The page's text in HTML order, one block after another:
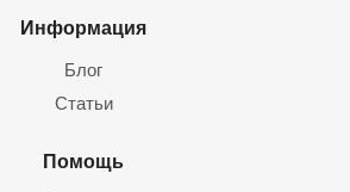
Информация
Блог
Статьи
Помощь